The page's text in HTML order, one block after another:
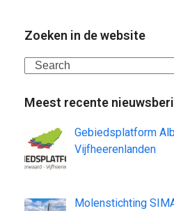
Zoeken in de website
Search
Meest recente
Gebiedsplatform
Vijfheerenlanden
Molenstichting